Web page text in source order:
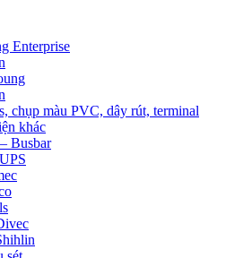
Enterprise
chụp màu PVC, dây rút, terminal
khác
Busbar